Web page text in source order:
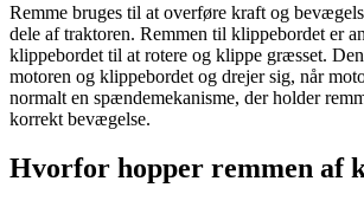
Remme bruges til at overføre kraft og
dele af traktoren. Remmen til klippebordet er
klippebordet til at rotere og klippe græsset.
motoren og klippebordet og drejer sig, når
normalt en spændemekanisme, der holder
korrekt bevægelse.
Hvorfor hopper remmen af